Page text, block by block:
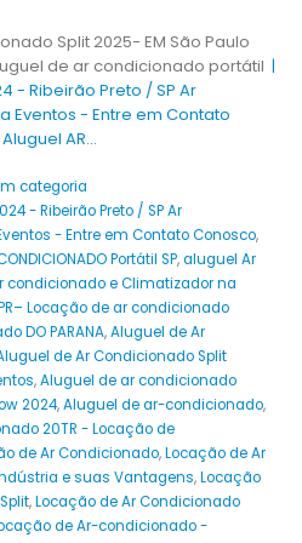
Split 2025- EM São Paulo
de ar condicionado portátil |
- Ribeirão Preto / SP Ar
Eventos - Entre em Contato
Aluguel AR...
categoria
- Ribeirão Preto / SP Ar
- Entre em Contato Conosco,
Portátil SP,aluguel Ar
condicionado e Climatizador na
Locação de ar condicionado
DO PARANA,Aluguel de Ar
de Ar Condicionado Split
,Aluguel de ar condicionado
2024,Aluguel de ar-condicionado,
20TR - Locação de
de Ar Condicionado,Locação de Ar
e suas Vantagens,Locação
,Locação de Ar Condicionado
de Ar-condicionado -